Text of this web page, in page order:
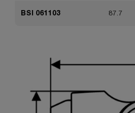
BSI 061103 87.7